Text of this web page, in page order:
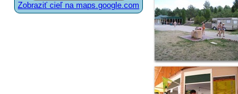
Zobraziť cieľ na maps.google.com